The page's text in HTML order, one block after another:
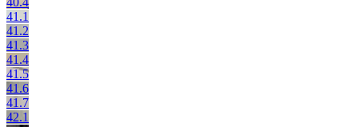
41.1
41.2
41.3
41.4
41.5
41.6
41.7
42.1